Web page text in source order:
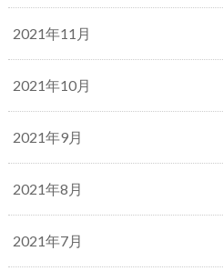
2021年11月
2021年10月
2021年9月
2021年8月
2021年7月